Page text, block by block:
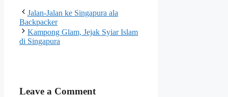
Jalan-Jalan ke Singapura ala
Backpacker
Kampong Glam, Jejak Syiar Islam
di Singapura
Leave a Comment